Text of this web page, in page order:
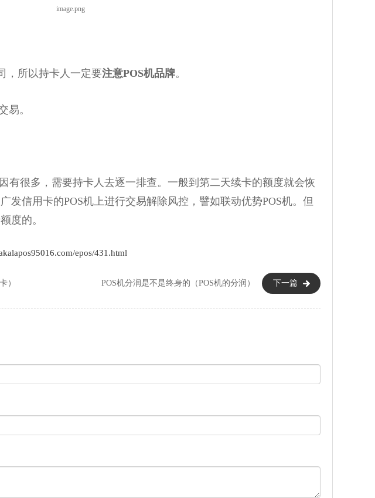
所以持卡人一定要注意POS机品牌。
易。
很多，需要持卡人去逐一排查。一般到第二天续卡的额度就会恢
发信用卡的POS机上进行交易解除风控，譬如联动优势POS机。但
度的。
epos/431.html
） 下一篇
POS机分润是不是终身的（POS机的分润）